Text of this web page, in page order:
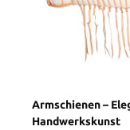
Armschienen –
Handwerkskunst